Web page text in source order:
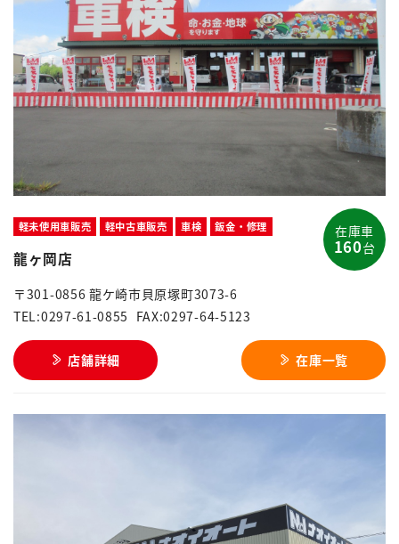
軽未使用車販売 軽中古車販売 車検 鈑金・修理
龍ヶ岡店
〒301-0856 龍ケ崎市貝原塚町3073-6
TEL:0297-61-0855 FAX:0297-64-5123
店舗詳細 在庫一覧
在庫車
160台